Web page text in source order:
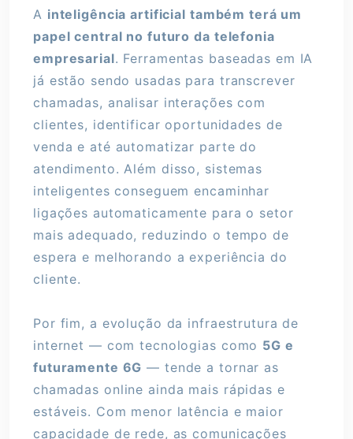
A inteligência artificial também terá um
papel central no futuro da telefonia
empresarial. Ferramentas baseadas em IA
já estão sendo usadas para transcrever
chamadas, analisar interações com
clientes, identificar oportunidades de
venda e até automatizar parte do
atendimento. Além disso, sistemas
inteligentes conseguem encaminhar
ligações automaticamente para o setor
mais adequado, reduzindo o tempo de
espera e melhorando a experiência do
cliente.
Por fim, a evolução da infraestrutura de
internet — com tecnologias como 5G e
futuramente 6G — tende a tornar as
chamadas online ainda mais rápidas e
estáveis. Com menor latência e maior
capacidade de rede, as comunicações